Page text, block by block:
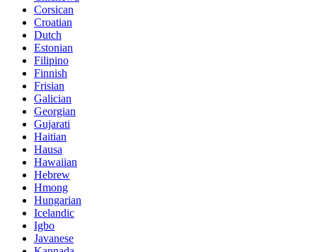
Corsican
Croatian
Dutch
Estonian
Filipino
Finnish
Frisian
Galician
Georgian
Gujarati
Haitian
Hausa
Hawaiian
Hebrew
Hmong
Hungarian
Icelandic
Igbo
Javanese